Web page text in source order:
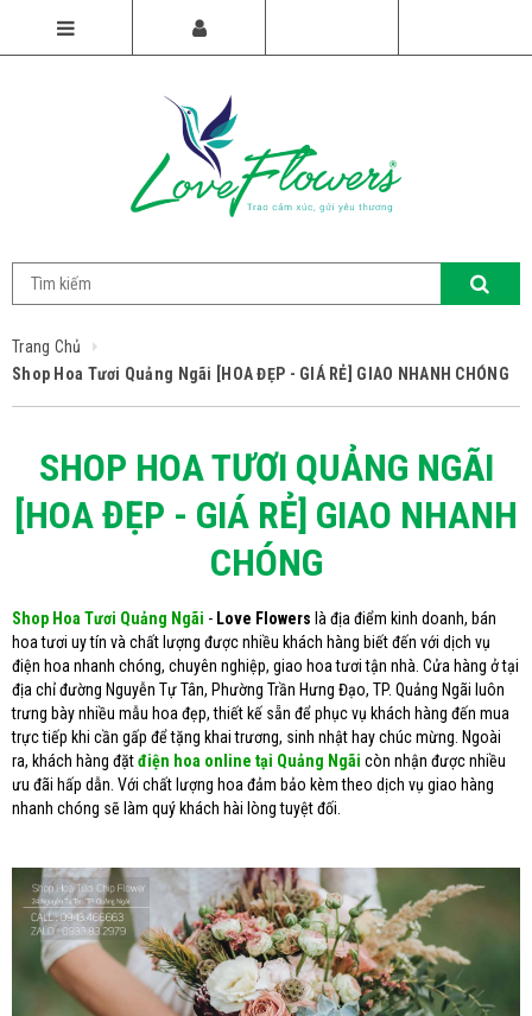
Trang Chủ
Shop Hoa Tươi Quảng Ngãi [HOA ĐẸP - GIÁ RẺ] GIAO NHANH CHÓNG
SHOP HOA TƯƠI QUẢNG NGÃI
[HOA ĐẸP - GIÁ RẺ] GIAO NHANH
CHÓNG
Shop Hoa Tươi Quảng Ngãi - Love Flowers là địa điểm kinh doanh, bán
hoa tươi uy tín và chất lượng được nhiều khách hàng biết đến với dịch vụ
điện hoa nhanh chóng, chuyên nghiệp, giao hoa tươi tận nhà. Cửa hàng ở tại
địa chỉ đường Nguyễn Tự Tân, Phường Trần Hưng Đạo, TP. Quảng Ngãi luôn
trưng bày nhiều mẫu hoa đẹp, thiết kế sẵn để phục vụ khách hàng đến mua
trực tiếp khi cần gấp để tặng khai trương, sinh nhật hay chúc mừng. Ngoài
ra, khách hàng đặtđiện hoa online tại Quảng Ngãi còn nhận được nhiều
ưu đãi hấp dẫn. Với chất lượng hoa đảm bảo kèm theo dịch vụ giao hàng
nhanh chóng sẽ làm quý khách hài lòng tuyệt đối.